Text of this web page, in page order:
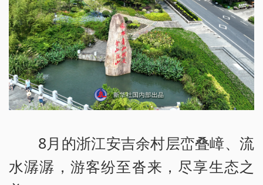
8月的浙江安吉余村层峦叠嶂、流
水潺潺，游客纷至沓来，尽享生态之